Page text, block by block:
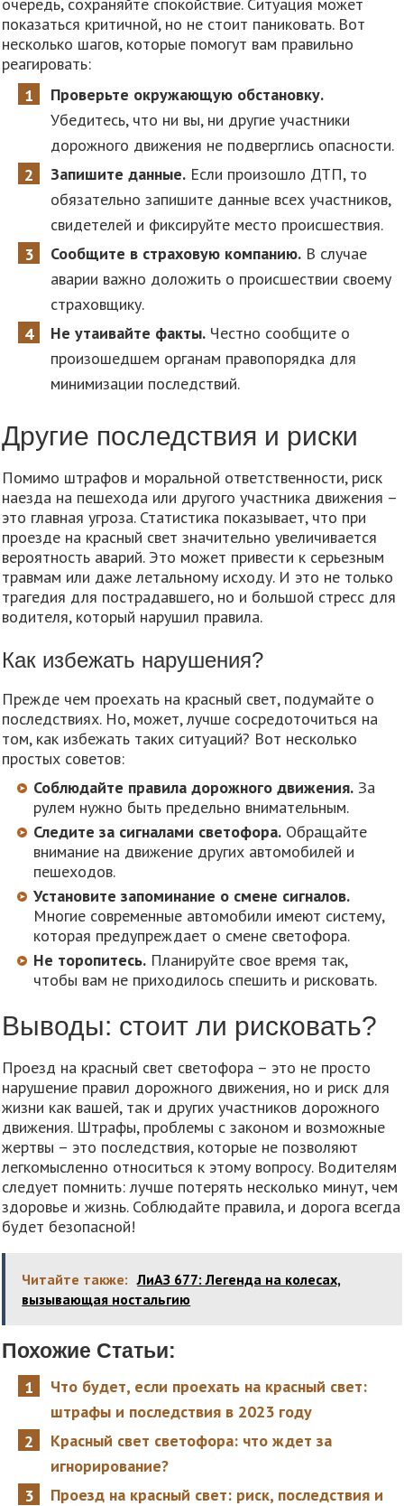
очередь, сохраняйте спокойствие. Ситуация может
показаться критичной, но не стоит паниковать. Вот
несколько шагов, которые помогут вам правильно
реагировать:
Проверьте окружающую обстановку.
Убедитесь, что ни вы, ни другие участники
дорожного движения не подверглись опасности.
Запишите данные. Если произошло ДТП, то
обязательно запишите данные всех участников,
свидетелей и фиксируйте место происшествия.
Сообщите в страховую компанию. В случае
аварии важно доложить о происшествии своему
страховщику.
Не утаивайте факты. Честно сообщите о
произошедшем органам правопорядка для
минимизации последствий.
Другие последствия и риски
Помимо штрафов и моральной ответственности, риск
наезда на пешехода или другого участника движения –
это главная угроза. Статистика показывает, что при
проезде на красный свет значительно увеличивается
вероятность аварий. Это может привести к серьезным
травмам или даже летальному исходу. И это не только
трагедия для пострадавшего, но и большой стресс для
водителя, который нарушил правила.
Как избежать нарушения?
Прежде чем проехать на красный свет, подумайте о
последствиях. Но, может, лучше сосредоточиться на
том, как избежать таких ситуаций? Вот несколько
простых советов:
Соблюдайте правила дорожного движения. За
рулем нужно быть предельно внимательным.
Следите за сигналами светофора. Обращайте
внимание на движение других автомобилей и
пешеходов.
Установите запоминание о смене сигналов.
Многие современные автомобили имеют систему,
которая предупреждает о смене светофора.
Не торопитесь. Планируйте свое время так,
чтобы вам не приходилось спешить и рисковать.
Выводы: стоит ли рисковать?
Проезд на красный свет светофора – это не просто
нарушение правил дорожного движения, но и риск для
жизни как вашей, так и других участников дорожного
движения. Штрафы, проблемы с законом и возможные
жертвы – это последствия, которые не позволяют
легкомысленно относиться к этому вопросу. Водителям
следует помнить: лучше потерять несколько минут, чем
здоровье и жизнь. Соблюдайте правила, и дорога всегда
будет безопасной!
Читайте также: ЛиАЗ 677: Легенда на колесах,
вызывающая ностальгию
Похожие Статьи:
Что будет, если проехать на красный свет:
штрафы и последствия в 2023 году
Красный свет светофора: что ждет за
игнорирование?
Проезд на красный свет: риск, последствия и